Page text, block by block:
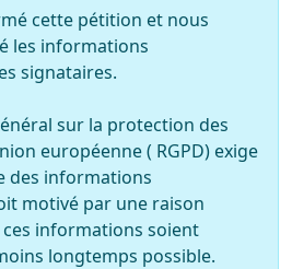
cette pétition et nous
les informations
signataires.
sur la protection des
européenne ( RGPD) exige
des informations
motivé par une raison
informations soient
longtemps possible.